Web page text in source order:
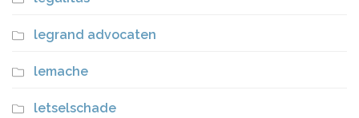
legrand advocaten
lemache
letselschade